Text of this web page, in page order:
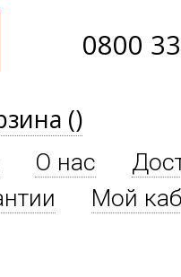
0800
()
О нас
Мой